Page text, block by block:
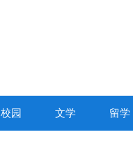
校园 文学 留学